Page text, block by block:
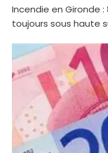
Incendie en Gironde
toujours sous haute